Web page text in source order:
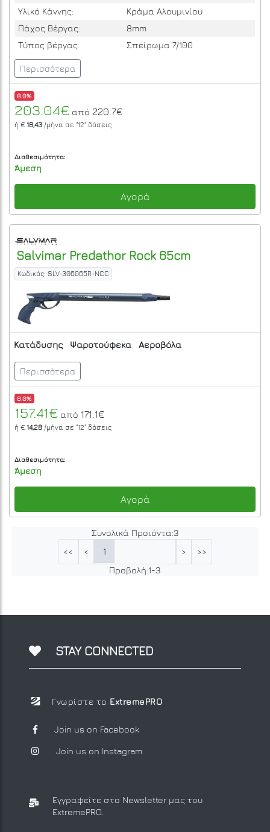
Υλικό Κάννης:
Κράμα Αλουμινίου
Πάχος Βέργας:
8mm
Τύπος βέργας:
Σπείρωμα 7/100
Περισσότερα
8.0%
203.04€ από 220.7€
ή € 18,43 /μήνα σε "12" δόσεις
Διαθεσιμότητα:
Άμεση
Αγορά
Salvimar Predathor Rock 65cm
Κωδικός: SLV-306065R-NCC
Κατάδυσης Ψαροτούφεκα Αεροβόλα
Περισσότερα
8.0%
157.41€ από 171.1€
ή € 14,28 /μήνα σε "12" δόσεις
Διαθεσιμότητα:
Άμεση
Αγορά
Συνολικά Προιόντα:3
<<
< 1 >
>>
Προβολή:1-3
STAY CONNECTED
Γνωρίστε το ExtremePRO
Join us on Facebook
Join us on Instagram
Εγγραφείτε στο Newsletter μας του
ExtremePRO.